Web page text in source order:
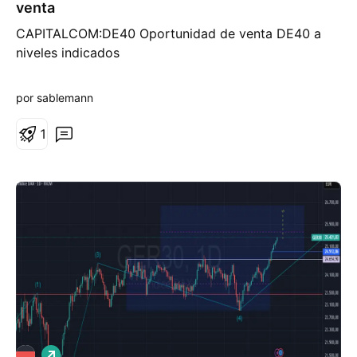
venta
CAPITALCOM:DE40 Oportunidad de venta DE40 a
niveles indicados
r
o
por sablemann
1
L